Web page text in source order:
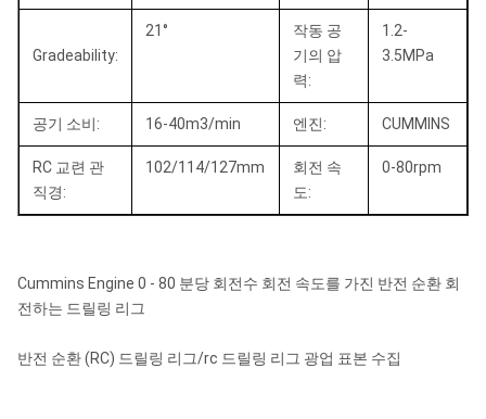
Gradeability:
21°
작동 공
기의 압
력:
1.2-
3.5MPa
공기 소비: 16-40m3/min 엔진: CUMMINS
RC 교련 관
직경:
102/114/127mm
회전 속
도:
0-80rpm
Cummins Engine 0 - 80 분당 회전수 회전 속도를 가진 반전 순환 회
전하는 드릴링 리그
반전 순환 (RC) 드릴링 리그/rc 드릴링 리그 광업 표본 수집